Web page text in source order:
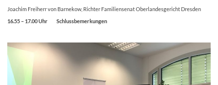
Joachim Freiherr von Barnekow, Richter Familiensenat Oberlandesgericht Dresden
16.55 – 17.00 Uhr Schlussbemerkungen